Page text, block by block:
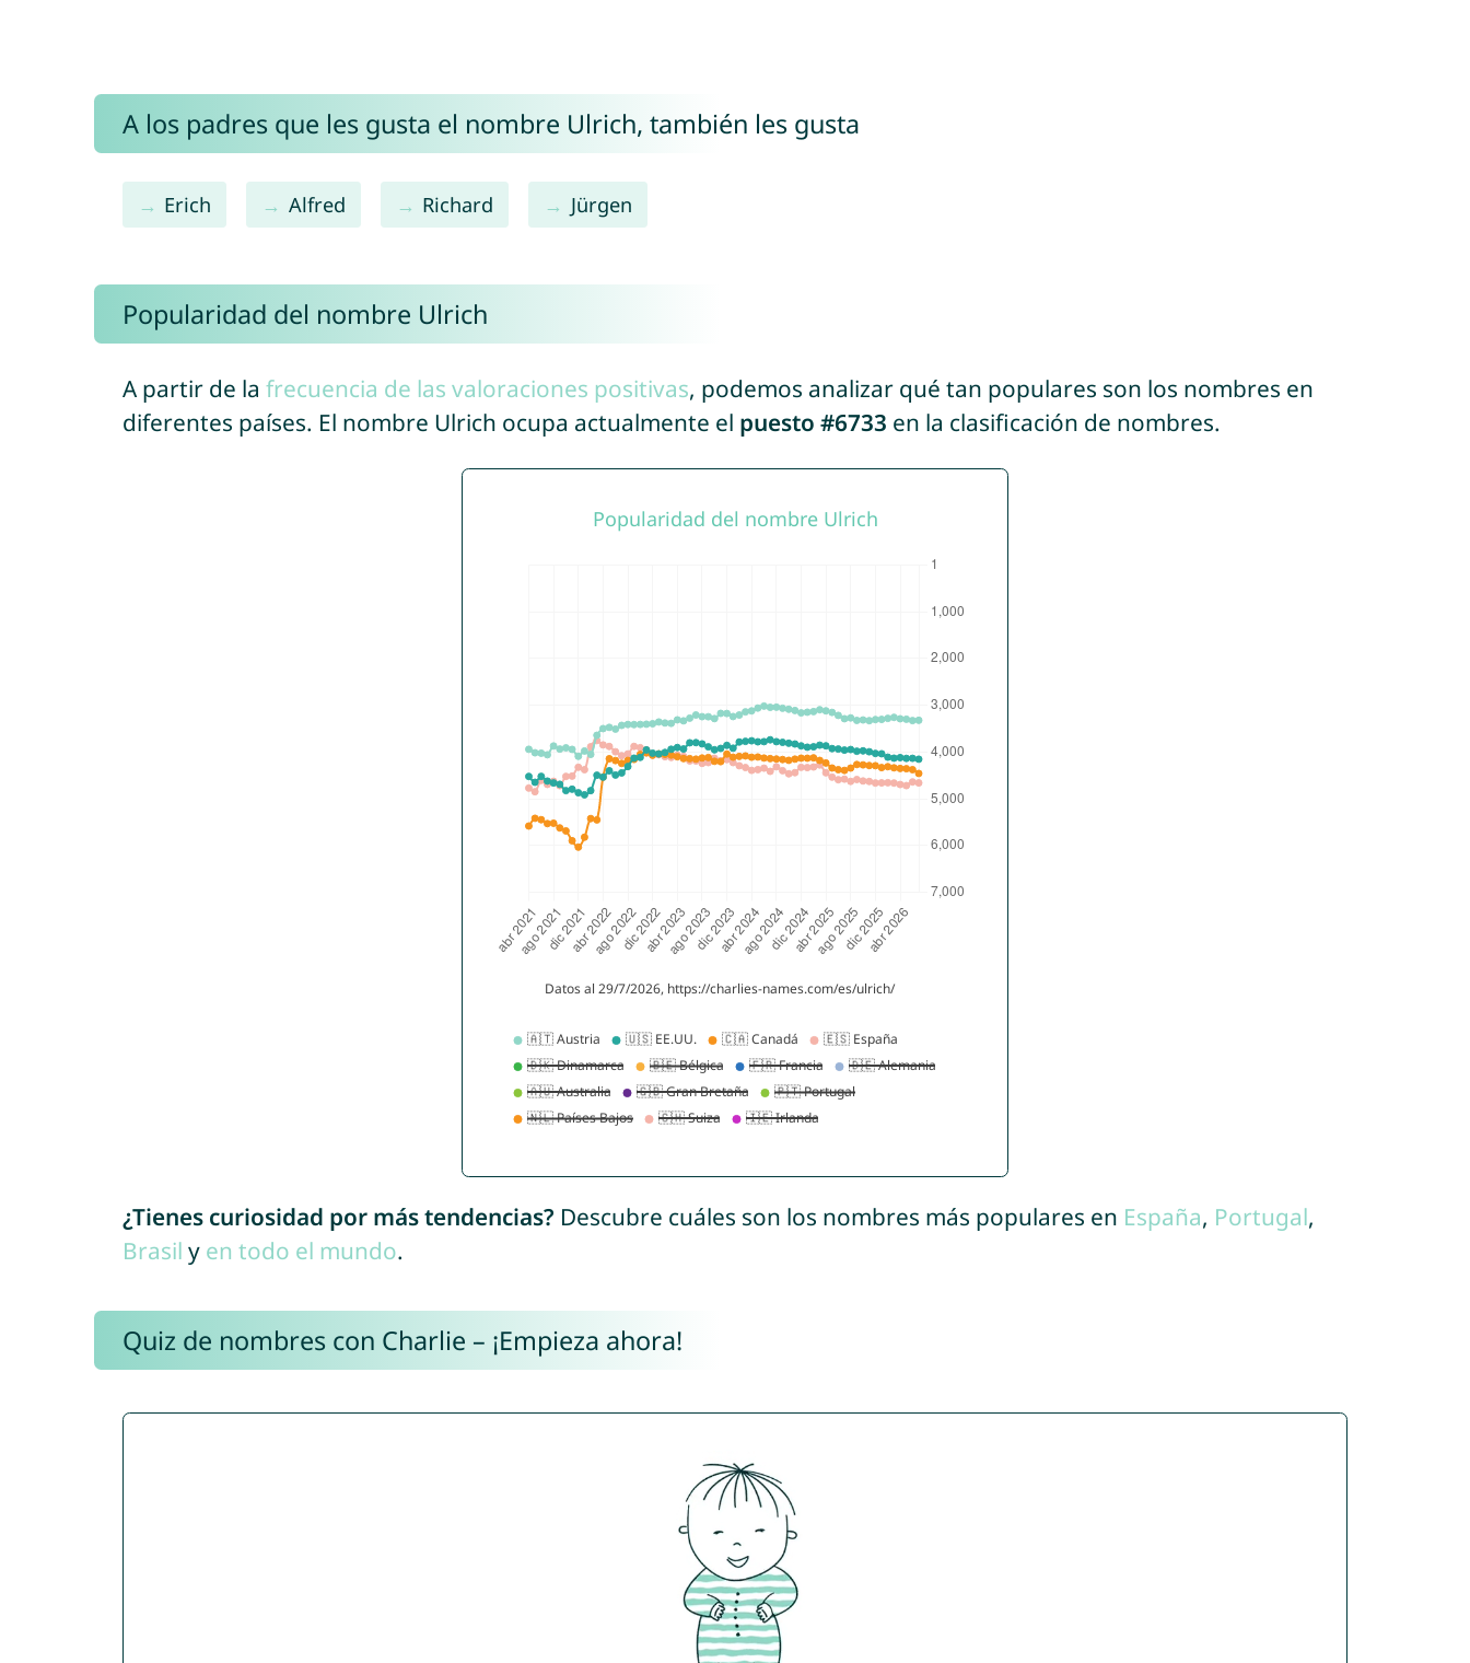
A los padres que les gusta el nombre Ulrich, también les gusta
Erich Alfred Richard Jürgen
Popularidad del nombre Ulrich
A partir de la frecuencia de las valoraciones positivas, podemos analizar qué tan populares son los nombres en
diferentes países. El nombre Ulrich ocupa actualmente el puesto #6733 en la clasificación de nombres.
¿Tienes curiosidad por más tendencias? Descubre cuáles son los nombres más populares en España, Portugal,
Brasil y en todo el mundo.
Quiz de nombres con Charlie – ¡Empieza ahora!